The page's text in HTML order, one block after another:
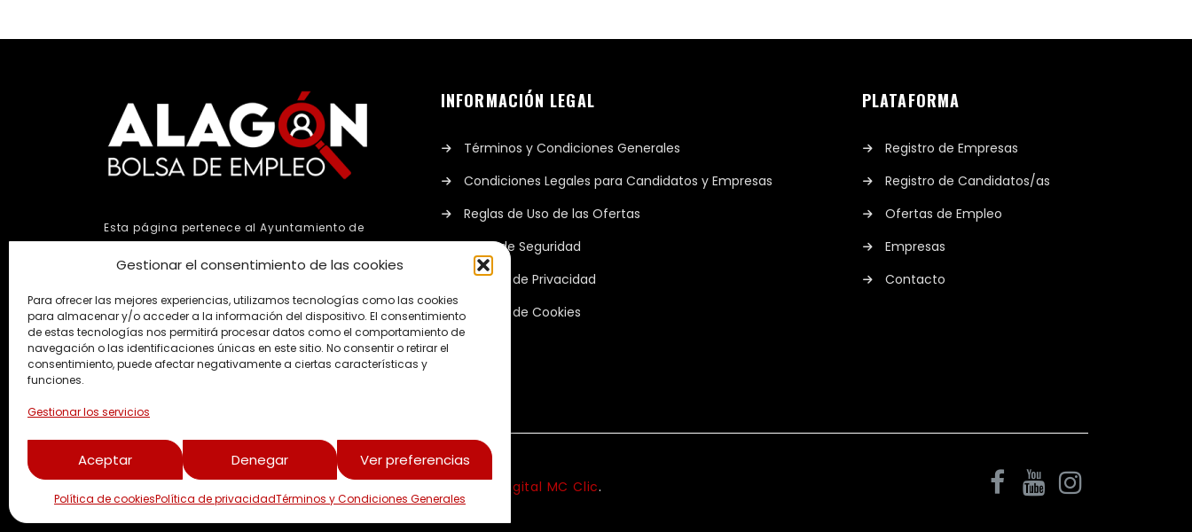
Gestionar el consentimiento de las cookies
Para ofrecer las mejores experiencias, utilizamos tecnologías como las cookies
para almacenar y/o acceder a la información del dispositivo. El consentimiento
de estas tecnologías nos permitirá procesar datos como el comportamiento de
navegación o las identificaciones únicas en este sitio. No consentir o retirar el
consentimiento, puede afectar negativamente a ciertas características y
funciones.
Gestionar los servicios
Aceptar Denegar Ver preferencias
Política de cookiesPolítica de privacidadTérminos y Condiciones Generales
Esta página pertenece al Ayuntamiento de
Todos los datos de los candidatos/as están
WWW.ALAGON.ES
INFORMACIÓN LEGAL
Términos y Condiciones Generales
Condiciones Legales para Candidatos y Empresas
Reglas de Uso de las Ofertas
Aviso de Seguridad
Política de Privacidad
Política de Cookies
PLATAFORMA
Registro de Empresas
Registro de Candidatos/as
Ofertas de Empleo
Empresas
Contacto
Estudio Digital MC Clic.